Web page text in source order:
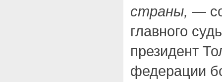
страны, —
главного
президент
федерации